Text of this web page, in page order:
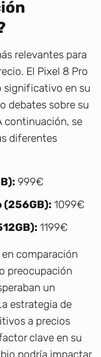
relevantes para
El Pixel 8 Pro
significativo en su
debates sobre su
continuación, se
diferentes
999€
(256GB): 1099€
1199€
comparación
preocupación
un
estrategia de
a precios
clave en su
podría impactar